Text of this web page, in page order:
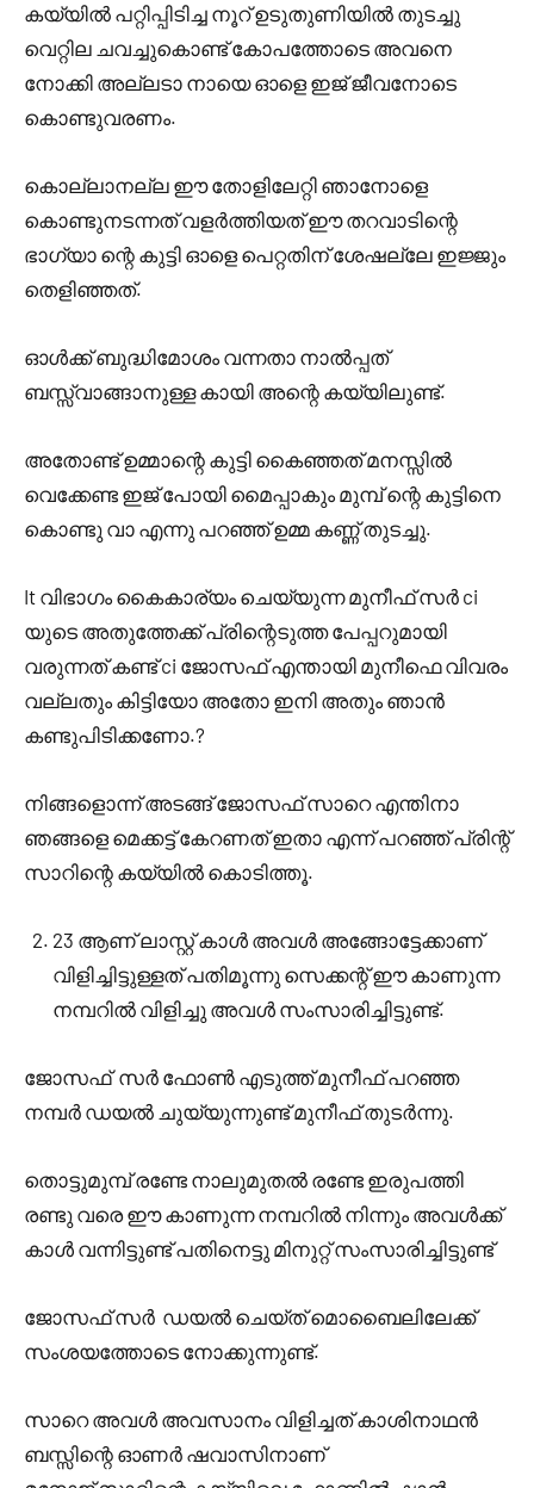
കയ്യിൽ പറ്റിപ്പിടിച്ച നൂറ് ഉടുതുണിയിൽ തുടച്ചു
വെറ്റില ചവച്ചുകൊണ്ട് കോപത്തോടെ അവനെ
നോക്കി അല്ലടാ നായെ ഓളെ ഇജ് ജീവനോടെ
കൊണ്ടുവരണം.
കൊല്ലാനല്ല ഈ തോളിലേറ്റി ഞാനോളെ
കൊണ്ടുനടന്നത് വളർത്തിയത് ഈ തറവാടിന്റെ
ഭാഗ്യാ ന്റെ കുട്ടി ഓളെ പെറ്റതിന് ശേഷല്ലേ ഇജ്ജും
തെളിഞ്ഞത്.
ഓൾക്ക് ബുദ്ധിമോശം വന്നതാ നാൽപ്പത്
ബസ്സ്‌വാങ്ങാനുള്ള കായി അന്റെ കയ്യിലുണ്ട്.
അതോണ്ട് ഉമ്മാന്റെ കുട്ടി കൈഞ്ഞത് മനസ്സിൽ
വെക്കേണ്ട ഇജ് പോയി മൈപ്പാകും മുമ്പ് ന്റെ കുട്ടിനെ
കൊണ്ടു വാ എന്നു പറഞ്ഞ് ഉമ്മ കണ്ണ് തുടച്ചു.
It വിഭാഗം കൈകാര്യം ചെയ്യുന്ന മുനീഫ് സർ ci
യുടെ അതുത്തേക്ക് പ്രിന്റെടുത്ത പേപ്പറുമായി
വരുന്നത് കണ്ട് ci ജോസഫ് എന്തായി മുനീഫെ വിവരം
വല്ലതും കിട്ടിയോ അതോ ഇനി അതും ഞാൻ
കണ്ടുപിടിക്കണോ.?
നിങ്ങളൊന്ന് അടങ്ങ് ജോസഫ് സാറെ എന്തിനാ
ഞങ്ങളെ മെക്കട്ട് കേറണത് ഇതാ എന്ന് പറഞ്ഞ് പ്രിന്റ്
സാറിന്റെ കയ്യിൽ കൊടിത്തൂ.
23 ആണ് ലാസ്റ്റ് കാൾ അവൾ അങ്ങോട്ടേക്കാണ്
വിളിച്ചിട്ടുള്ളത് പതിമൂന്നു സെക്കന്റ് ഈ കാണുന്ന
നമ്പറിൽ വിളിച്ചു അവൾ സംസാരിച്ചിട്ടുണ്ട്.
ജോസഫ് ‌ സർ ഫോൺ എടുത്ത് മുനീഫ് പറഞ്ഞ
നമ്പർ ഡയൽ ചുയ്യുന്നുണ്ട് മുനീഫ് തുടർന്നു.
തൊട്ടുമുമ്പ് രണ്ടേ നാലുമുതൽ രണ്ടേ ഇരുപത്തി
രണ്ടു വരെ ഈ കാണുന്ന നമ്പറിൽ നിന്നും അവൾക്ക്‌
കാൾ വന്നിട്ടുണ്ട് പതിനെട്ടു മിനുറ്റ് സംസാരിച്ചിട്ടുണ്ട്
ജോസഫ് സർ ‌ ഡയൽ ചെയ്ത് മൊബൈലിലേക്ക്
സംശയത്തോടെ നോക്കുന്നുണ്ട്.
സാറെ അവൾ അവസാനം വിളിച്ചത് കാശിനാഥൻ
ബസ്സിന്റെ ഓണർ ഷവാസിനാണ്